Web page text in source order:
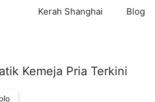
Kerah Shanghai Blog
Kemeja Pria Terkini